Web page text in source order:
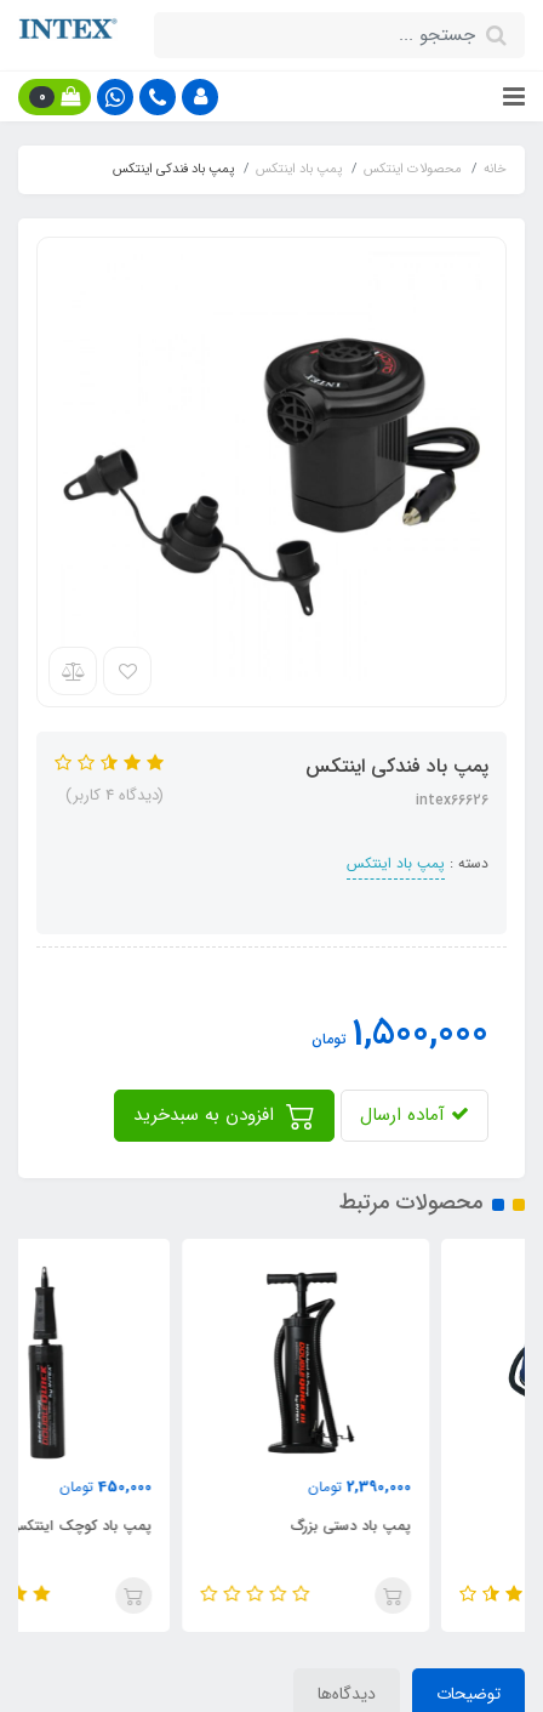
0
خانه محصولات اینتکس پمپ باد اینتکس پمپ باد فندکی اینتکس
پمپ باد فندکی اینتکس
intex66626
دسته : پمپ باد اینتکس
(دیدگاه 4 کاربر)
1,500,000 تومان
آماده ارسال
محصولات مرتبط
تومان
پمپ باد دستی بزرگ
پمپ باد کوچک اینتکس
توضیحات دیدگاه‌ها